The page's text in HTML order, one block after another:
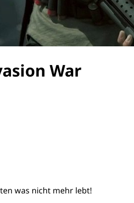
War
was nicht mehr lebt!